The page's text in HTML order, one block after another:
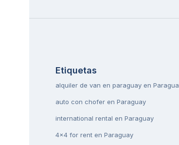
Etiquetas
alquiler de van en paraguay en
auto con chofer en Paraguay
international rental en Paraguay
4x4 for rent en Paraguay